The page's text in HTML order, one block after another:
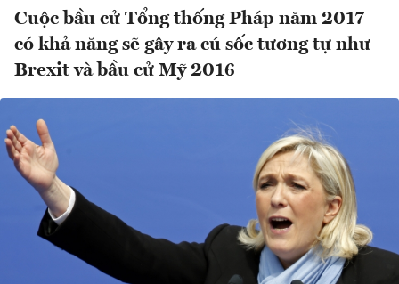
Cuộc bầu cử Tổng thống Pháp năm 2017
có khả năng sẽ gây ra cú sốc tương tự như
Brexit và bầu cử Mỹ 2016